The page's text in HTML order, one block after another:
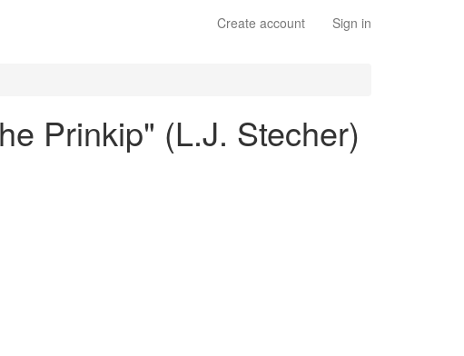
Create account Sign in
Prinkip" (L.J. Stecher)